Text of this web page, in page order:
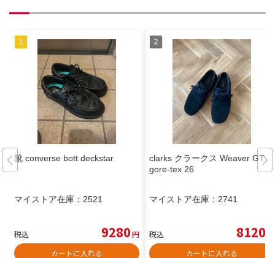
靴 converse bott deckstar
マイストア在庫： 2521
税込 9280円
カートに入れる
clarks クラークス Weaver GTX
gore-tex 26
マイストア在庫： 2741
税込 8120
カートに入れる